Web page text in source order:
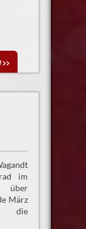
>>
im
über
März
die